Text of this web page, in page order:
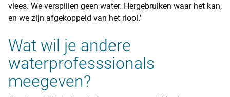
vlees. We verspillen geen water. Hergebruiken waar het kan,
en we zijn afgekoppeld van het riool.'
Wat wil je andere
waterprofesssionals
meegeven?